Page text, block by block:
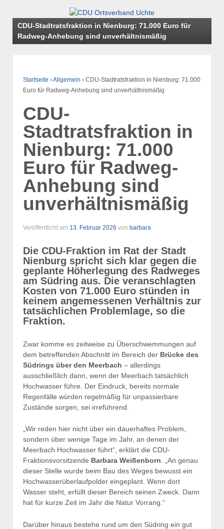
CDU-Stadtratsfraktion in Nienburg: 71.000 Euro für
Radweg-Anhebung sind unverhältnismäßig
Startseite ›Allgemein › CDU-Stadtratsfraktion in Nienburg: 71.000
Euro für Radweg-Anhebung sind unverhältnismäßig
CDU-
Stadtratsfraktion in
Nienburg: 71.000
Euro für Radweg-
Anhebung sind
unverhältnismäßig
Veröffentlicht am 13. Februar 2026 von barbara
Die CDU-Fraktion im Rat der Stadt
Nienburg spricht sich klar gegen die
geplante Höherlegung des Radweges
am Südring aus. Die veranschlagten
Kosten von 71.000 Euro stünden in
keinem angemessenen Verhältnis zur
tatsächlichen Problemlage, so die
Fraktion.
Zwar komme es zeitweise zu Überschwemmungen auf
dem betreffenden Abschnitt im Bereich der Brücke des
Südrings über den Meerbach – allerdings
ausschließlich dann, wenn der Meerbach tatsächlich
Hochwasser führe. Der Eindruck, bereits normale
Regenfälle würden regelmäßig für unpassierbare
Zustände sorgen, sei irreführend.
„Wir reden hier nicht über ein dauerhaftes Problem,
sondern über wenige Tage im Jahr, an denen der
Meerbach Hochwasser führt“, erklärt die CDU-
Fraktionsvorsitzende Barbara Weißenborn. „An genau
dieser Stelle wurde beim Bau des Weges bewusst ein
Hochwasserüberlaufpolder eingeplant. Wenn dort
Wasser steht, erfüllt dieser Bereich seinen Zweck. Dann
hat für kurze Zeit im Jahr die Natur Vorrang.“
Darüber hinaus bestehe rund um den Südring ein gut